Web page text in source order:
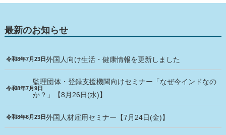
言葉より動画で安全を伝える｜精密板金加工会社の
特定技能2号を見据えた育成設計－茨城・笠間の製造
現場から
声かけでN3合格、面接段階で住居確保－鍛造メーカ
ーの外国人材受入の工夫
最新のお知らせ
令和8年7月23日外国人向け生活・健康情報を更新しました
令和8年7月9日
監理団体・登録支援機関向けセミナー「なぜ今インドなの
か？」【8月26日(水)】
令和8年6月23日外国人材雇用セミナー【7月24日(金)】